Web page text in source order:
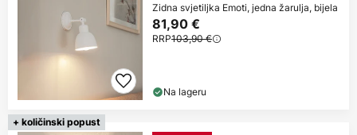
Zidna svjetiljka Emoti, jedna žarulja, bijela
81,90 €
RRP103,90 €
Na lageru
+ količinski popust